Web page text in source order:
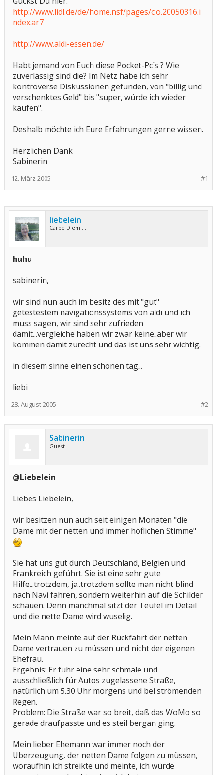
http://www.lidl.de/de/home.nsf/pages/c.o.20050316.i
ndex.ar7
http://www.aldi-essen.de/
Habt jemand von Euch diese Pocket-Pc´s ? Wie
zuverlässig sind die? Im Netz habe ich sehr
kontroverse Diskussionen gefunden, von "billig und
verschenktes Geld" bis "super, würde ich wieder
kaufen".
Deshalb möchte ich Eure Erfahrungen gerne wissen.
Herzlichen Dank
Sabinerin
#1
12. März 2005
liebelein
Carpe Diem.....
huhu
sabinerin,
wir sind nun auch im besitz des mit "gut"
getestestem navigationssystems von aldi und ich
muss sagen, wir sind sehr zufrieden
damit...vergleiche haben wir zwar keine..aber wir
kommen damit zurecht und das ist uns sehr wichtig.
in diesem sinne einen schönen tag...
liebi
#2
28. August 2005
Sabinerin
Guest
@Liebelein
Liebes Liebelein,
wir besitzen nun auch seit einigen Monaten "die
Dame mit der netten und immer höflichen Stimme"
Sie hat uns gut durch Deutschland, Belgien und
Frankreich geführt. Sie ist eine sehr gute
Hilfe...trotzdem, ja..trotzdem sollte man nicht blind
nach Navi fahren, sondern weiterhin auf die Schilder
schauen. Denn manchmal sitzt der Teufel im Detail
und die nette Dame wird wuselig.
Mein Mann meinte auf der Rückfahrt der netten
Dame vertrauen zu müssen und nicht der eigenen
Ehefrau.
Ergebnis: Er fuhr eine sehr schmale und
ausschließlich für Autos zugelassene Straße,
natürlich um 5.30 Uhr morgens und bei strömenden
Regen.
Problem: Die Straße war so breit, daß das WoMo so
gerade draufpasste und es steil bergan ging.
Mein lieber Ehemann war immer noch der
Überzeugung, der netten Dame folgen zu müssen,
woraufhin ich streikte und meinte, ich würde